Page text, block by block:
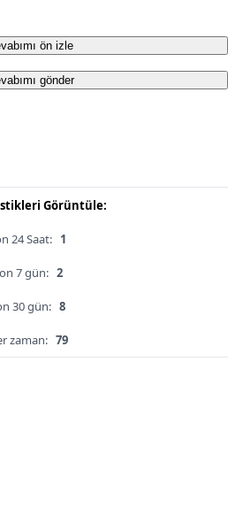
ön izle
gönder
Görüntüle:
24 Saat: 1
7 gün: 2
30 gün: 8
zaman: 79